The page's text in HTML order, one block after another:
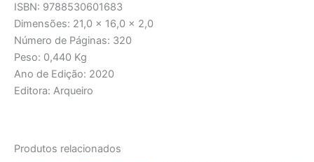
ISBN: 9788530601683
Dimensões: 21,0 x 16,0 x 2,0
Número de Páginas: 320
Peso: 0,440 Kg
Ano de Edição: 2020
Editora: Arqueiro
Produtos relacionados